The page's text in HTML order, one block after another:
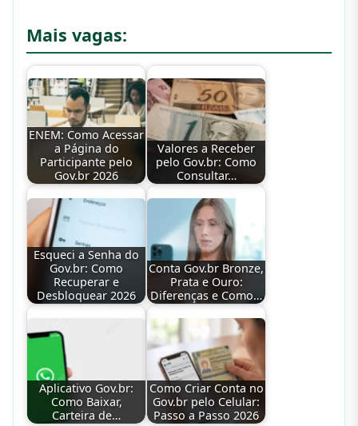
Mais vagas:
ENEM: Como Acessar
a Página do
Participante pelo
Gov.br 2026
Valores a Receber
pelo Gov.br: Como
Consultar…
Esqueci a Senha do
Gov.br: Como
Recuperar e
Desbloquear 2026
Conta Gov.br Bronze,
Prata e Ouro:
Diferenças e Como…
Aplicativo Gov.br:
Como Baixar,
Carteira de…
Como Criar Conta no
Gov.br pelo Celular:
Passo a Passo 2026